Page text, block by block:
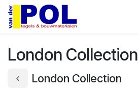
Overslaan naar inhoud
London Collection
London Collection